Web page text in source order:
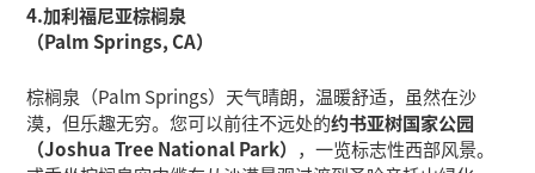
4.加利福尼亚棕榈泉
（Palm Springs, CA）
棕榈泉（Palm Springs）天气晴朗，温暖舒适，虽然在沙
漠，但乐趣无穷。您可以前往不远处的约书亚树国家公园
（Joshua Tree National Park） ，一览标志性西部风景。